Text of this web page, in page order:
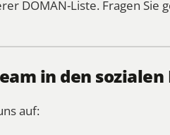
DOMÄN-Liste. Fragen Sie
in den
auf: